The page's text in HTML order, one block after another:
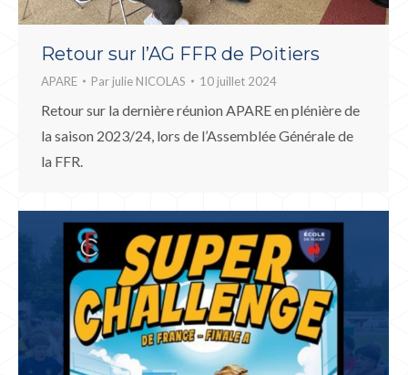
Retour sur l’AG FFR de Poitiers
APARE Par julie NICOLAS 10 juillet 2024
Retour sur la dernière réunion APARE en plénière de
la saison 2023/24, lors de l’Assemblée Générale de
la FFR.